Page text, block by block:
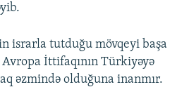
israrla tutduğu mövqeyi başa
İttifaqının Türkiyəyə
əzmində olduğuna inanmır.